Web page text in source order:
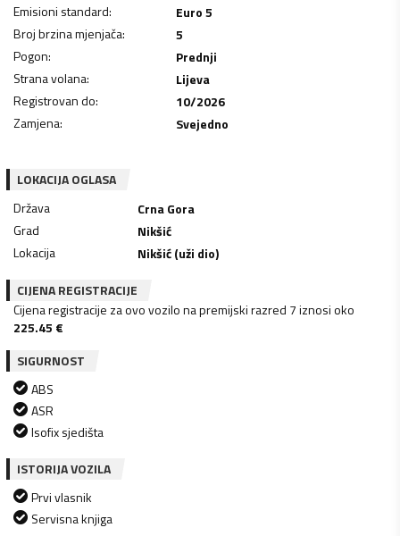
Emisioni standard:
Euro 5
Broj brzina mjenjača:
5
Pogon:
Prednji
Strana volana:
Lijeva
Registrovan do:
10/2026
Zamjena: Svejedno
LOKACIJA OGLASA
Država
Crna Gora
Grad
Nikšić
Lokacija
Nikšić (uži dio)
CIJENA REGISTRACIJE
Cijena registracije za ovo vozilo na premijski razred 7 iznosi oko
225.45 €
SIGURNOST
ABS
ASR
Isofix sjedišta
ISTORIJA VOZILA
Prvi vlasnik
Servisna knjiga